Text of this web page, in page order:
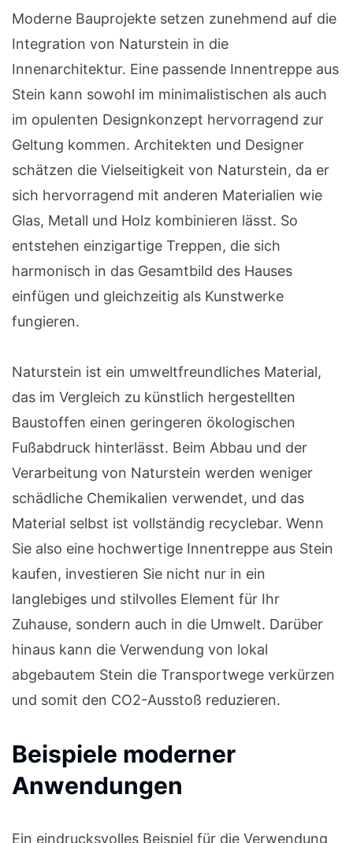
Moderne Bauprojekte setzen zunehmend auf die
Integration von Naturstein in die
Innenarchitektur. Eine passende Innentreppe aus
Stein kann sowohl im minimalistischen als auch
im opulenten Designkonzept hervorragend zur
Geltung kommen. Architekten und Designer
schätzen die Vielseitigkeit von Naturstein, da er
sich hervorragend mit anderen Materialien wie
Glas, Metall und Holz kombinieren lässt. So
entstehen einzigartige Treppen, die sich
harmonisch in das Gesamtbild des Hauses
einfügen und gleichzeitig als Kunstwerke
fungieren.
Naturstein ist ein umweltfreundliches Material,
das im Vergleich zu künstlich hergestellten
Baustoffen einen geringeren ökologischen
Fußabdruck hinterlässt. Beim Abbau und der
Verarbeitung von Naturstein werden weniger
schädliche Chemikalien verwendet, und das
Material selbst ist vollständig recyclebar. Wenn
Sie also eine hochwertige Innentreppe aus Stein
kaufen, investieren Sie nicht nur in ein
langlebiges und stilvolles Element für Ihr
Zuhause, sondern auch in die Umwelt. Darüber
hinaus kann die Verwendung von lokal
abgebautem Stein die Transportwege verkürzen
und somit den CO2-Ausstoß reduzieren.
Beispiele moderner
Anwendungen
Ein eindrucksvolles Beispiel für die Verwendung